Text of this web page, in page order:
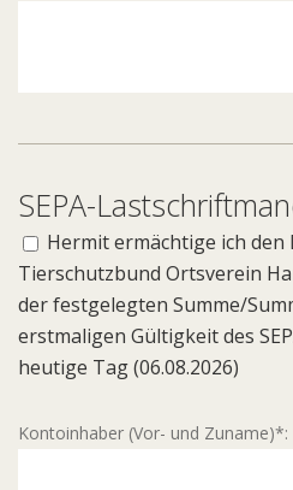
SEPA-
Hermit ermächtige ich den
Tierschutzbund Ortsverein
der festgelegten Summe/
erstmaligen Gültigkeit des
heutige Tag (06.08.2026)
Kontoinhaber (Vor- und Zuname)*: